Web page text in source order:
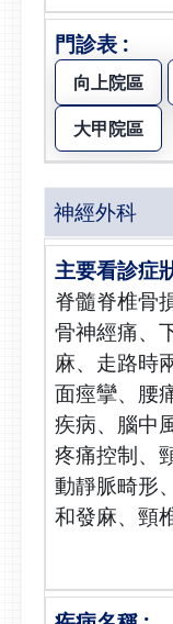
向上院區
大甲院區
神經外科
脊髓脊椎骨
骨神經痛、
麻、走路時
面痙攣、腰
疾病、腦中
疼痛控制、
動靜脈畸形
和發麻、頸